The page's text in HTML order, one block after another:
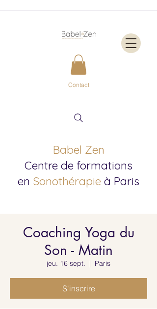
Babel Zen
Centre de formations
en Sonothérapie à Paris
Contact
Coaching Yoga du
Son - Matin
jeu. 16 sept.
  |
Paris
S'inscrire